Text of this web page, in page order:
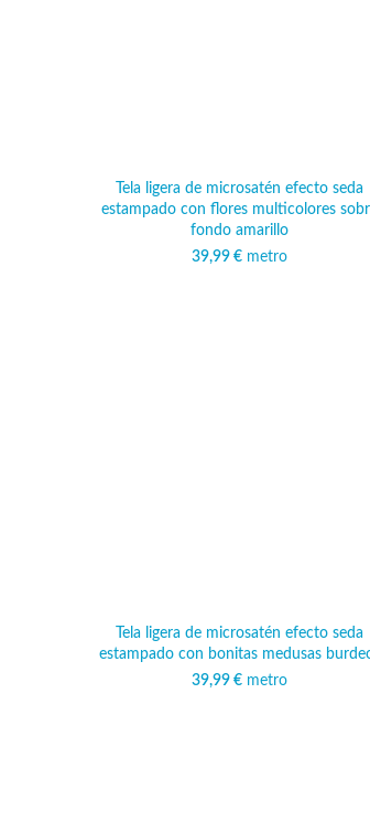
Tela ligera de microsatén efecto seda
estampado con flores multicolores
fondo amarillo
39,99 € metro
Tela ligera de microsatén efecto seda
estampado con bonitas medusas
39,99 € metro